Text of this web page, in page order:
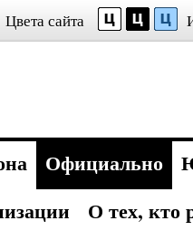
Цвета сайта
Официально
О тех, кто